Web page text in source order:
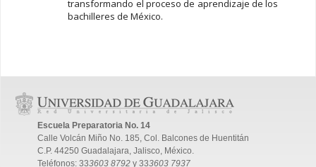
transformando el proceso de aprendizaje de los
bachilleres de México.
Escuela Preparatoria No. 14
Calle Volcán Miño No. 185, Col. Balcones de Huentitán
C.P. 44250 Guadalajara, Jalisco, México.
Teléfonos: 333603 8792 y 333603 7937